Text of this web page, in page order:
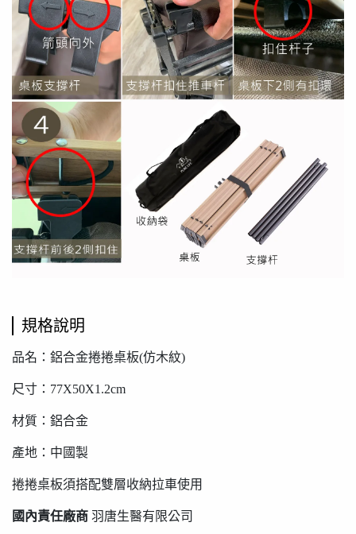
規格說明
品名：鋁合金捲捲桌板(仿木紋)
尺寸：77X50X1.2cm
材質：鋁合金
產地：中國製
捲捲桌板須搭配雙層收納拉車使用
國內責任廠商 羽唐生醫有限公司